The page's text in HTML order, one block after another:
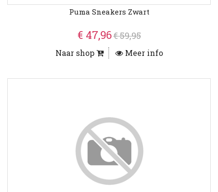
Puma Sneakers Zwart
€ 47,96€ 59,95
Naar shop Meer info